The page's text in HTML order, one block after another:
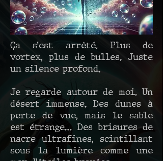
Ça s’est arrêté. Plus de
vortex, plus de bulles. Juste
un silence profond.
Je regarde autour de moi. Un
désert immense. Des dunes à
perte de vue, mais le sable
est étrange… Des brisures de
nacre ultrafines, scintillant
sous la lumière comme une